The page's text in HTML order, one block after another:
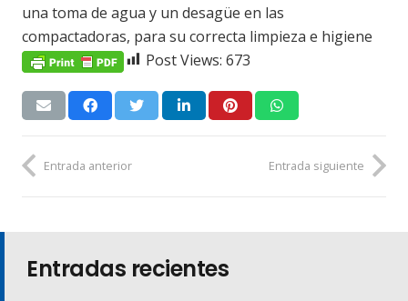
una toma de agua y un desagüe en las
compactadoras, para su correcta limpieza e higiene
Post Views: 673
Entrada anterior Entrada siguiente
Entradas recientes